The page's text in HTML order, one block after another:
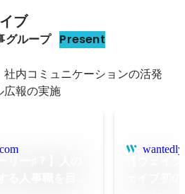
ブ
グループ Present
社内コミュニケーションの活発
広報の実施